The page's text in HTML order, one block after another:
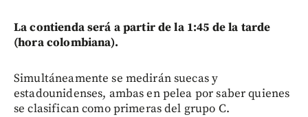
La contienda será a partir de la 1:45 de la tarde
(hora colombiana).
Simultáneamente se medirán suecas y
estadounidenses, ambas en pelea por saber quienes
se clasifican como primeras del grupo C.